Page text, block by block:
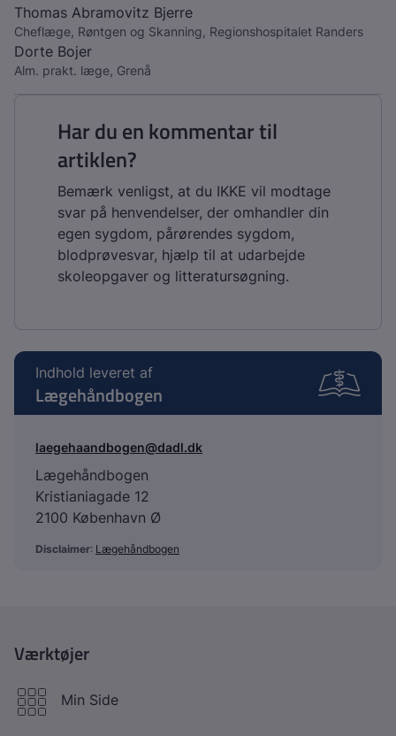
Thomas Abramovitz Bjerre
Cheflæge, Røntgen og Skanning, Regionshospitalet Randers
Dorte Bojer
Alm. prakt. læge, Grenå
Har du en kommentar til
artiklen?
Bemærk venligst, at du IKKE vil modtage
svar på henvendelser, der omhandler din
egen sygdom, pårørendes sygdom,
blodprøvesvar, hjælp til at udarbejde
skoleopgaver og litteratursøgning.
Indhold leveret af
Lægehåndbogen
laegehaandbogen@dadl.dk
Lægehåndbogen
Kristianiagade 12
2100 København Ø
Disclaimer: Lægehåndbogen